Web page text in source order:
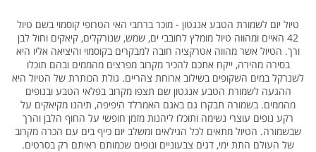
הכפתור
טיול יום לשמורת הטבע אנגטון - מוכר ברחבי האי הטרופי קוסמוי בשם טיול
42 האיים ומהווה טיול מומלץ לחובבי ים, שמש, שנורקלים, קיאקים וחול לבן
ורך. הטיול אשר מהווה אטרקציה חובה למבקרים בקוסמוי והיציאה אליו היא
בסירה מהירה, ייקח אתכם להכיר מקרוב מפרצים מהממים ובהם תוכלו
לשנרקל במים השקופים בשילוב ארוחת צהריים. גולת הכותרת של הטיול היא
ההגעה לשמורת הטבע אנגטון שם תצפו מקרוב בפלאי הטבע ובנופים
מהממים. בשמורה תבקרו גם באגם האמרלד היפיפה, תיהנו מקיאקים על
רקע נופים עוצרי נשימה ותוכלו ליהנות מזמן חופשי על החוף הלבן והרך
שבשמורה. הטיול מתאים לכל הגילאים ומשלב יום כייף בים עם הכרה מקרוב
של העולם התת ימי, דגים צבעוניים ונופים שכמותם ראיתם רק בסרטים.